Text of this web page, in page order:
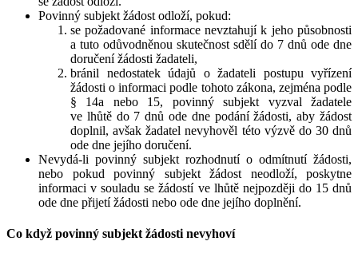
Povinný subjekt žádost odloží, pokud:
se požadované informace nevztahují k jeho působnosti
a tuto odůvodněnou skutečnost sdělí do 7 dnů ode dne
doručení žádosti žadateli,
bránil nedostatek údajů o žadateli postupu vyřízení
žádosti o informaci podle tohoto zákona, zejména podle
§ 14a nebo 15, povinný subjekt vyzval žadatele
ve lhůtě do 7 dnů ode dne podání žádosti, aby žádost
doplnil, avšak žadatel nevyhověl této výzvě do 30 dnů
ode dne jejího doručení.
Nevydá-li povinný subjekt rozhodnutí o odmítnutí žádosti,
nebo pokud povinný subjekt žádost neodloží, poskytne
informaci v souladu se žádostí ve lhůtě nejpozději do 15 dnů
ode dne přijetí žádosti nebo ode dne jejího doplnění.
Co když povinný subjekt žádosti nevyhoví